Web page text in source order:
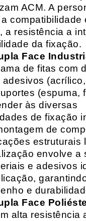
ACM. A
compatibilidade
a resistência a
da fixação.
Face
de fitas com
adesivos
(espuma,
às diversas
de fixação
de
estruturais
envolve a
e adesivos
e
Face
alta resistência